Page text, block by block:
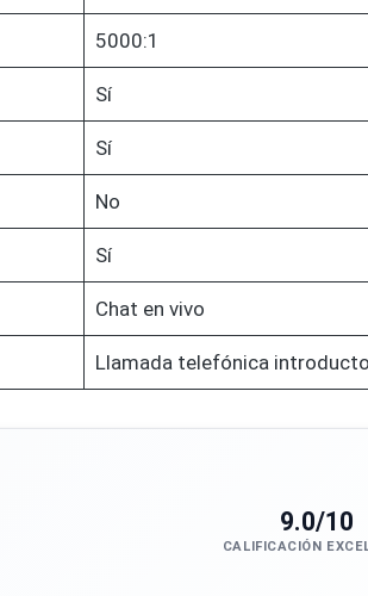
5000:1
Sí
Sí
No
Sí
Chat en vivo
Llamada telefónica
9.0/10
CALIFICACIÓN